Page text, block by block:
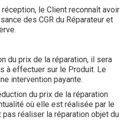
le Client reconnaît avoir
des CGR du Réparateur et
du prix de la réparation, il sera
à effectuer sur le Produit. Le
intervention payante.
du prix de la réparation
où elle est réalisée par le
réaliser la réparation objet du